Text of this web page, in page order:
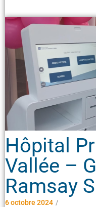
Hôpital
Vallée –
Ramsay
6 octobre 2024 /